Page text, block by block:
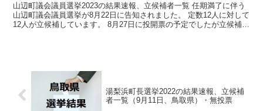
山辺町議会議員選挙2023の結果速報、立候補者一覧 任期満了に伴う
山辺町議会議員選挙が8月22日に告知されました。 定数12人に対して
12人が立候補しています。 8月27日に投開票の予定でしたが立候補者
湯梨浜町長選挙2022の結果速報、立候補
者一覧（9月11日、鳥取県）・無投票